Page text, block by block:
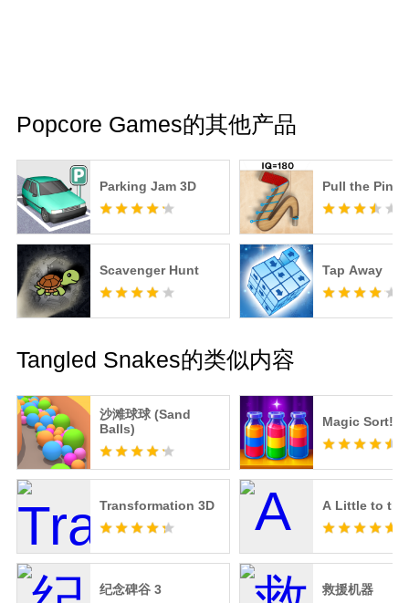
Popcore Games的其他产品
Parking Jam 3D Pull the Pin
Scavenger Hunt Tap Away
Tangled Snakes的类似内容
沙滩球球 (Sand
Balls)
Magic Sort!
Transformation 3D A Little to
纪念碑谷 3 救援机器